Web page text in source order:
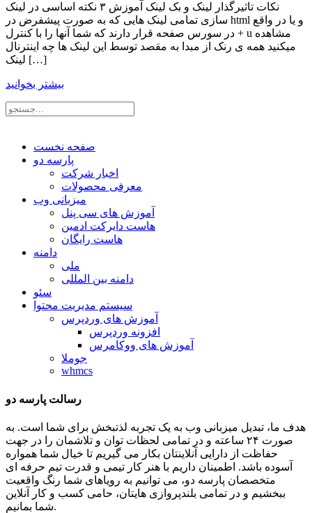
نکات تاثیرگذار لینک و بک لینک آموزش ۳ نکته اساسی در لینک
سازی تمامی لینک هایی که به صورت پیشفرض در html و یا در واقع
در سورس صفحه قرار دارند که شما آنها را با کنترل + u مشاهده
میکنید همه ی رنک از مبدا به مقصد توسط این لینک ها چه اینترنال
لینک […]
بیشتر بخوانید
صفحه نخست
پارسه دو
اخبار شرکت
معرفی محصولات
میزبانی وب
آموزش های سی پنل
هاست دایرکت ادمین
هاست رایگان
دامنه
ملی
دامنه بین المللی
سئو
سیستم مدیریت محتوا
آموزش های وردپرس
افزونه وردپرس
آموزش های ووکامرس
جوملا
whmcs
رسالت پارسه دو
هدف ما، تبدیل میزبانی وب به یک تجربه لذتبخش برای شما است. به
صورت ۲۴ ساعته و در تمامی لحظات توان و تلاشمان را در جهت
حفاظت از دارایی آنلاینتان بکار می گیریم تا خیال شما همواره
آسوده باشد. اطمینان داریم با هنر کار تیمی و قدرت تیم حرفه ای
متخصصان پارسه دو، می توانیم به رویاهای شما رنگ واقعیت
ببخشیم و در تمامی بلندپروازی هایتان، حامی کسب و کار آنلاین
شما بمانیم.